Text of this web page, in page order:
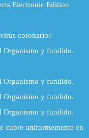
Electronic Edition
coronario?
Organismo y fundido.
Organismo y fundido.
Organismo y fundido.
Organismo y fundido.
cubre uniformemente en